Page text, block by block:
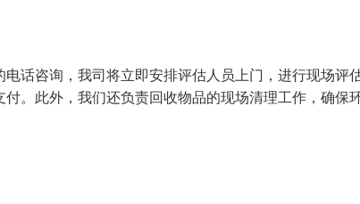
话咨询，我司将立即安排评估人员上门，进行现场评
。此外，我们还负责回收物品的现场清理工作，确保